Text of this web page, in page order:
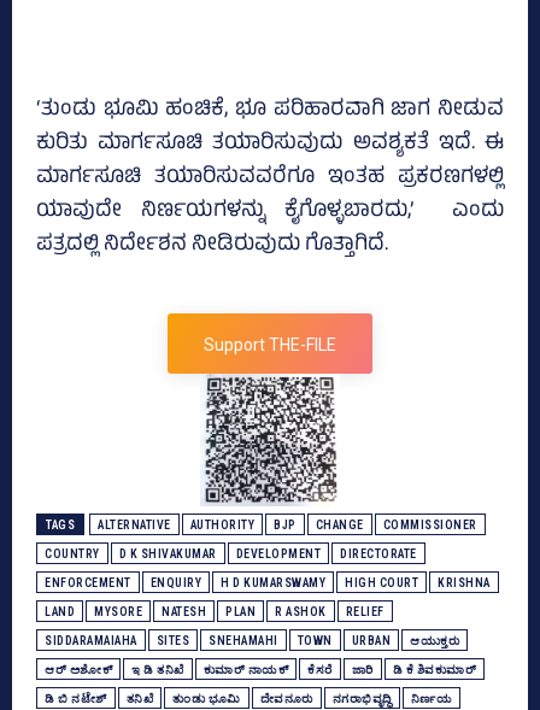
‘ತುಂಡು ಭೂಮಿ ಹಂಚಿಕೆ, ಭೂ ಪರಿಹಾರವಾಗಿ ಜಾಗ ನೀಡುವ
ಕುರಿತು ಮಾರ್ಗಸೂಚಿ ತಯಾರಿಸುವುದು ಅವಶ್ಯಕತೆ ಇದೆ. ಈ
ಮಾರ್ಗಸೂಚಿ ತಯಾರಿಸುವವರೆಗೂ ಇಂತಹ ಪ್ರಕರಣಗಳಲ್ಲಿ
ಯಾವುದೇ ನಿರ್ಣಯಗಳನ್ನು ಕೈಗೊಳ್ಳಬಾರದು,’ ಎಂದು
ಪತ್ರದಲ್ಲಿ ನಿರ್ದೇಶನ ನೀಡಿರುವುದು ಗೊತ್ತಾಗಿದೆ.
Support THE-FILE
TAGS ALTERNATIVE AUTHORITY BJP CHANGE COMMISSIONER
COUNTRY D K SHIVAKUMAR DEVELOPMENT DIRECTORATE
ENFORCEMENT ENQUIRY H D KUMARSWAMY HIGH COURT KRISHNA
LAND MYSORE NATESH PLAN R ASHOK RELIEF
SIDDARAMAIAHA SITES SNEHAMAHI TOWN URBAN ಆಯುಕ್ತರು
ಆರ್‌ ಅಶೋಕ್‌ ಇ ಡಿ ತನಿಖೆ ಕುಮಾರ್‌ ನಾಯಕ್‌ ಕೆಸರೆ ಜಾರಿ ಡಿ ಕೆ ಶಿವಕುಮಾರ್
ಡಿ ಬಿ ನಟೇಶ್ ತನಿಖೆ ತುಂಡು ಭೂಮಿ ದೇವನೂರು ನಗರಾಭಿವೃದ್ಧಿ ನಿರ್ಣಯ